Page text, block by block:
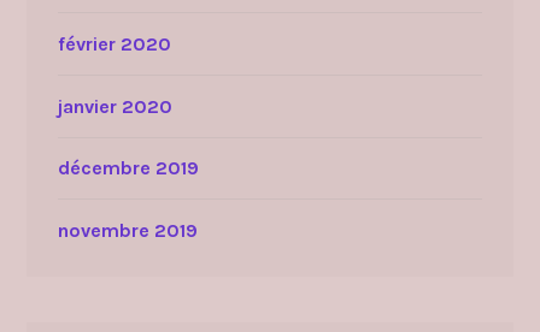
février 2020
janvier 2020
décembre 2019
novembre 2019